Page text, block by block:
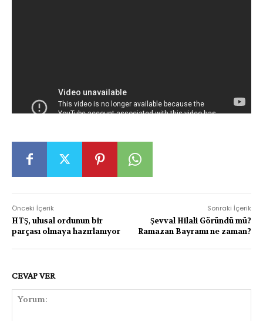
Önceki İçerik
HTŞ, ulusal ordunun bir
parçası olmaya hazırlanıyor
Sonraki İçerik
Şevval Hilali Göründü mü?
Ramazan Bayramı ne zaman?
CEVAP VER